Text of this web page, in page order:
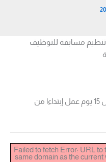
مسابقة للتوظيف
يتم إداع ملفات الترشج للمسابقة خلال 15 يوم عمل إبتداءا من
Failed to fetch Error: URL
same domain as the current